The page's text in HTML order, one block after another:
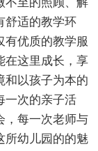
舒适的教学环
有优质的教学服
在这里成长，享
和以孩子为本的
一次的亲子活
，每一次老师与
所幼儿园的的魅